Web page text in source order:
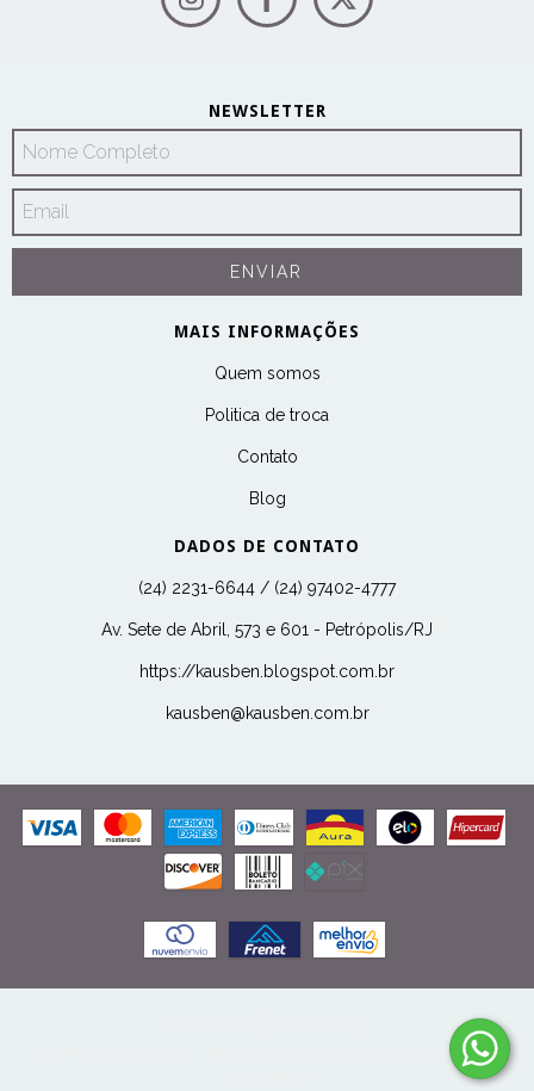
NEWSLETTER
MAIS INFORMAÇÕES
Quem somos
Politica de troca
Contato
Blog
DADOS DE CONTATO
(24) 2231-6644 / (24) 97402-4777
Av. Sete de Abril, 573 e 601 - Petrópolis/RJ
https://kausben.blogspot.com.br
kausben@kausben.com.br
COPYRIGHT KAUSBEN - 27506989000166 - 2026. TODOS OS DIREITOS